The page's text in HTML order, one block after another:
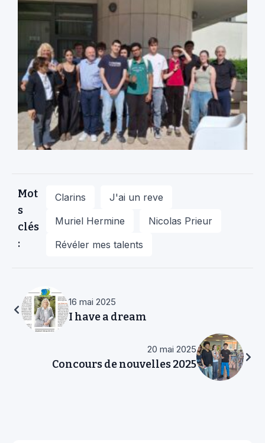
Mot
s
clés
:
Clarins
J'ai un reve
Muriel Hermine
Nicolas Prieur
Révéler mes talents
16 mai 2025
I have a dream
20 mai 2025
Concours de nouvelles 2025